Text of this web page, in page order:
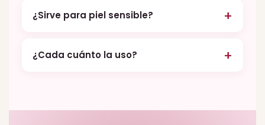
¿Sirve para piel sensible?
¿Cada cuánto la uso?